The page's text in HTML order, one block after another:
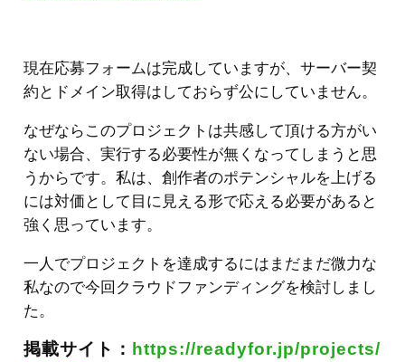
現在応募フォームは完成していますが、サーバー契
約とドメイン取得はしておらず公にしていません。
なぜならこのプロジェクトは共感して頂ける方がい
ない場合、実行する必要性が無くなってしまうと思
うからです。私は、創作者のポテンシャルを上げる
には対価として目に見える形で応える必要があると
強く思っています。
一人でプロジェクトを達成するにはまだまだ微力な
私なので今回クラウドファンディングを検討しまし
た。
掲載サイト： https://readyfor.jp/projects/